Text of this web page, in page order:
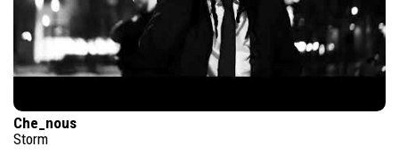
Che_nous
Storm